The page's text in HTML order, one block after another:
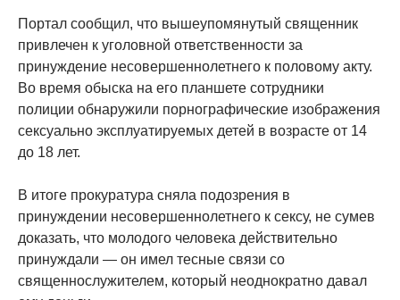
Портал сообщил, что вышеупомянутый священник
привлечен к уголовной ответственности за
принуждение несовершеннолетнего к половому акту.
Во время обыска на его планшете сотрудники
полиции обнаружили порнографические изображения
сексуально эксплуатируемых детей в возрасте от 14
до 18 лет.
В итоге прокуратура сняла подозрения в
принуждении несовершеннолетнего к сексу, не сумев
доказать, что молодого человека действительно
принуждали — он имел тесные связи со
священнослужителем, который неоднократно давал